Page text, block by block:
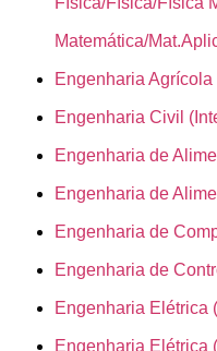
Matemática/
Engenharia Agrícola
Engenharia Civil
Engenharia de
Engenharia de
Engenharia de
Engenharia de
Engenharia Elétrica
Engenharia Elétrica